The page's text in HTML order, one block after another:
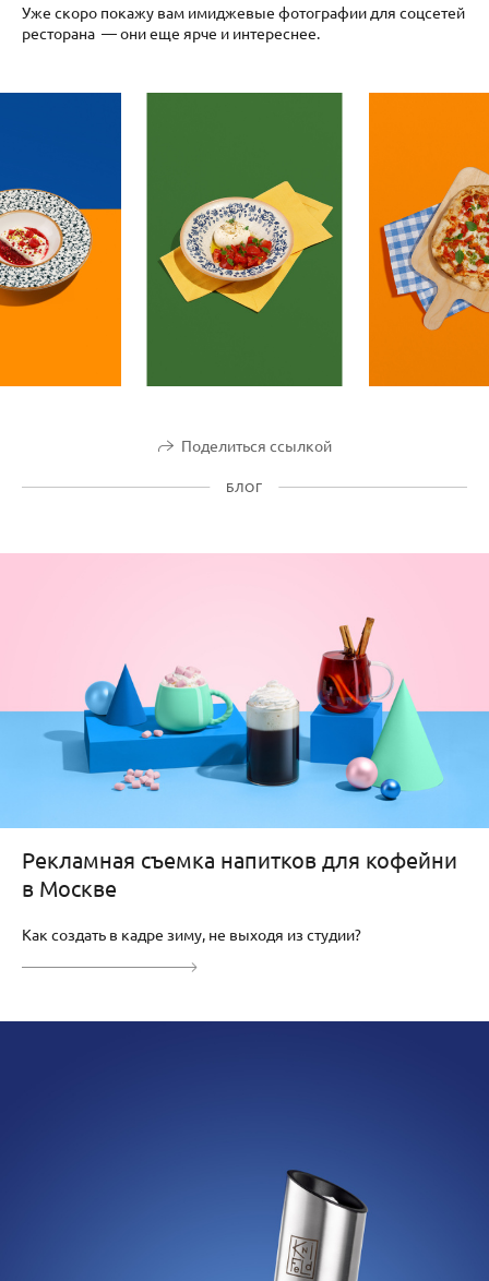
Уже скоро покажу вам имиджевые фотографии для соцсетей
ресторана — они еще ярче и интереснее.
Поделиться ссылкой
БЛОГ
Рекламная съемка напитков для кофейни
в Москве
Как создать в кадре зиму, не выходя из студии?